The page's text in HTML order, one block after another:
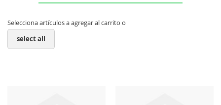
Selecciona artículos a agregar al carrito o
select all